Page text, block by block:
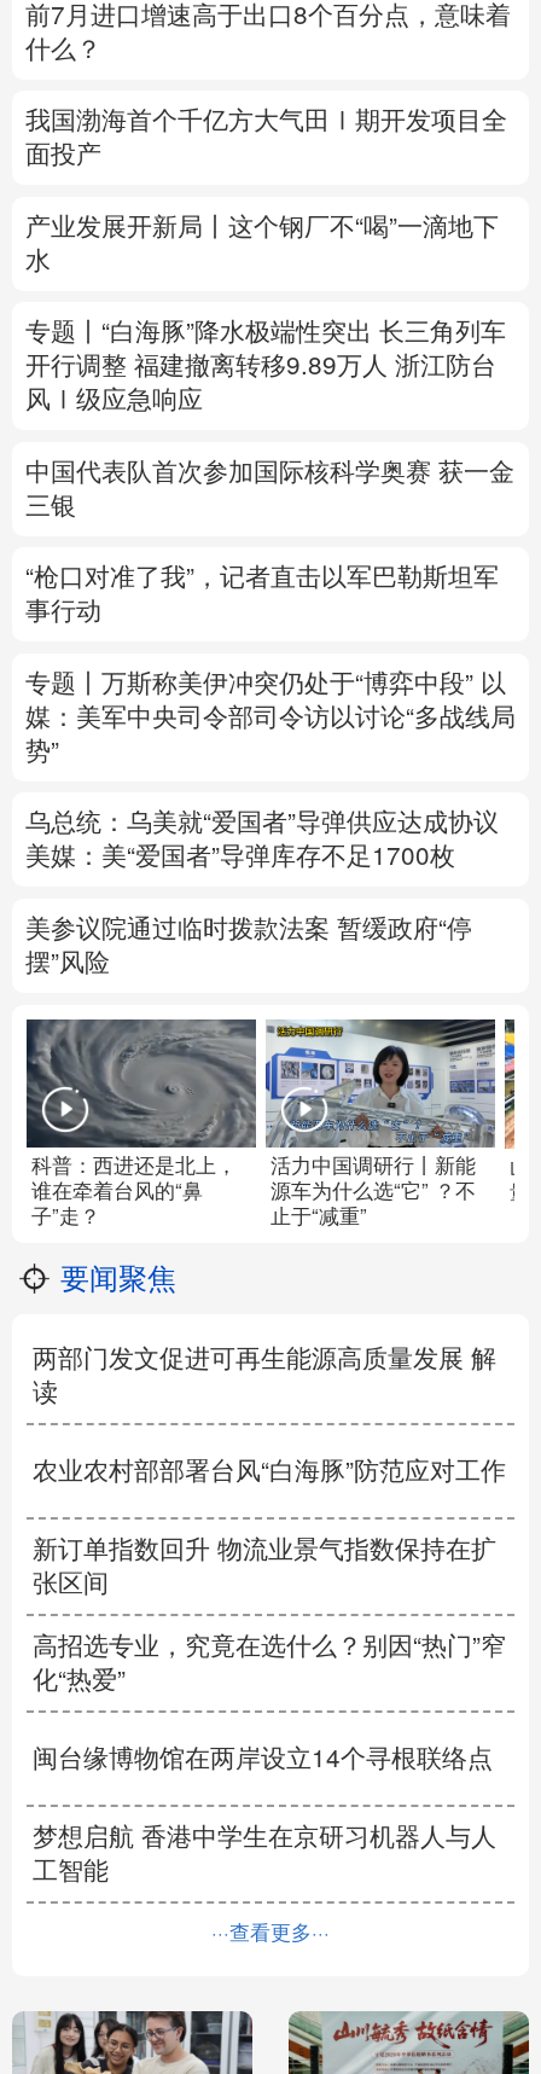
English Español Français عربى
Deutsch
前7月进口增速高于出口8个百分点，意味着
什么？
我国渤海首个千亿方大气田Ⅰ期开发项目全
面投产
产业发展开新局丨 这个钢厂不“喝”一滴地下
水
专题丨 “白海豚”降水极端性突出 长三角列车
开行调整 福建撤离转移9.89万人 浙江防台
风Ⅰ级应急响应
中国代表队首次参加国际核科学奥赛 获一金
三银
“枪口对准了我”，记者直击以军巴勒斯坦军
事行动
专题丨 万斯称美伊冲突仍处于“博弈中段” 以
媒：美军中央司令部司令访以讨论“多战线局
势”
乌总统：乌美就“爱国者”导弹供应达成协议
美媒：美“爱国者”导弹库存不足1700枚
美参议院通过临时拨款法案 暂缓政府“停
摆”风险
科普：西进还是北上，
谁在牵着台风的“鼻
子”走？
活力中国调研行丨 新能
源车为什么选“它” ？不
止于“减重”
山
量
要闻聚焦
两部门发文促进可再生能源高质量发展 解
读
农业农村部部署台风“白海豚”防范应对工作
新订单指数回升 物流业景气指数保持在扩
张区间
高招选专业，究竟在选什么？别因“热门”窄
化“热爱”
闽台缘博物馆在两岸设立14个寻根联络点
梦想启航 香港中学生在京研习机器人与人
工智能
···查看更多···